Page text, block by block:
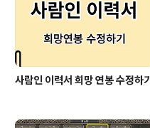
사람인 이력서 희망 연봉 수정하기